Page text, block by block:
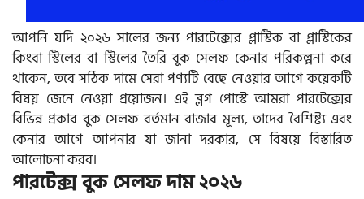
আপনি যদি ২০২৬ সালের জন্য পারটেক্সের প্লাস্টিক বা প্লাস্টিকের
কিংবা স্টিলের বা স্টিলের তৈরি বুক সেলফ কেনার পরিকল্পনা করে
থাকেন, তবে সঠিক দামে সেরা পণ্যটি বেছে নেওয়ার আগে কয়েকটি
বিষয় জেনে নেওয়া প্রয়োজন। এই ব্লগ পোস্টে আমরা পারটেক্সের
বিভিন্ন প্রকার বুক সেলফ বর্তমান বাজার মূল্য, তাদের বৈশিষ্ট্য এবং
কেনার আগে আপনার যা জানা দরকার, সে বিষয়ে বিস্তারিত
আলোচনা করব।
পারটেক্স বুক সেলফ দাম ২০২৬